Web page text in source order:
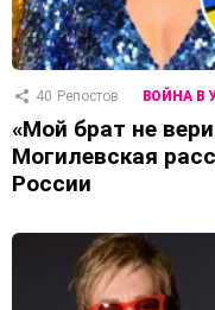
40 Репостов ВОЙНА В
«Мой брат не
Могилевская
России